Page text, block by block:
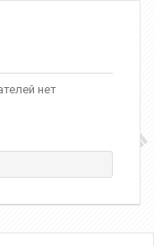
нет